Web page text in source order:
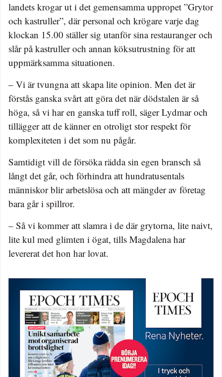
landets krogar ut i det gemensamma uppropet ”Grytor
och kastruller”, där personal och krögare varje dag
klockan 15.00 ställer sig utanför sina restauranger och
slår på kastruller och annan köksutrustning för att
uppmärksamma situationen.
– Vi är tvungna att skapa lite opinion. Men det är
förstås ganska svårt att göra det när dödstalen är så
höga, så vi har en ganska tuff roll, säger Lydmar och
tillägger att de känner en otroligt stor respekt för
komplexiteten i det som nu pågår.
Samtidigt vill de försöka rädda sin egen bransch så
långt det går, och förhindra att hundratusentals
människor blir arbetslösa och att mängder av företag
bara går i spillror.
– Så vi kommer att slamra i de där grytorna, lite naivt,
lite kul med glimten i ögat, tills Magdalena har
levererat det hon har lovat.